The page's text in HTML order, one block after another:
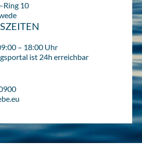
Ring 10
– 18:00 Uhr
ist 24h erreichbar